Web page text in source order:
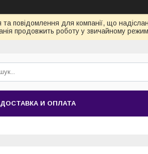
повідомлення для компанії, що
продовжить роботу у звичайному
ДОСТАВКА И ОПЛАТА